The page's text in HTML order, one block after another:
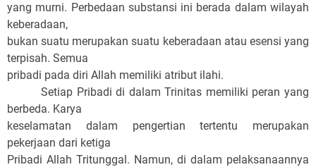
yang murni. Perbedaan substansi ini berada dalam wilayah
keberadaan,
bukan suatu merupakan suatu keberadaan atau esensi yang
terpisah. Semua
pribadi pada diri Allah memiliki atribut ilahi.
Setiap Pribadi di dalam Trinitas memiliki peran yang
berbeda. Karya
keselamatan dalam pengertian tertentu merupakan
pekerjaan dari ketiga
Pribadi Allah Tritunggal. Namun, di dalam pelaksanaannya